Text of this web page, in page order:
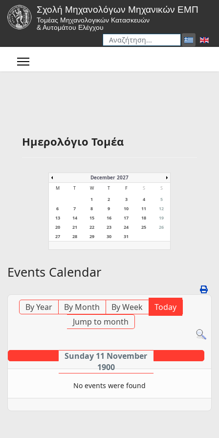
Σχολή Μηχανολόγων Μηχανικών ΕΜΠ
Τομέας Μηχανολογικών Κατασκευών
& Αυτομάτου Ελέγχου
Αναζήτηση
Ημερολόγιο Τομέα
December 2027
M T W T F S
S
1
2 3 4
5
6
7 8 9 10 11
12
13
14 15 16 17 18
19
20
21 22 23 24 25
26
27
28 29 30 31
Events Calendar
By Year By Month By Week
Today
Jump to month
Sunday 11 November
1900
No events were found